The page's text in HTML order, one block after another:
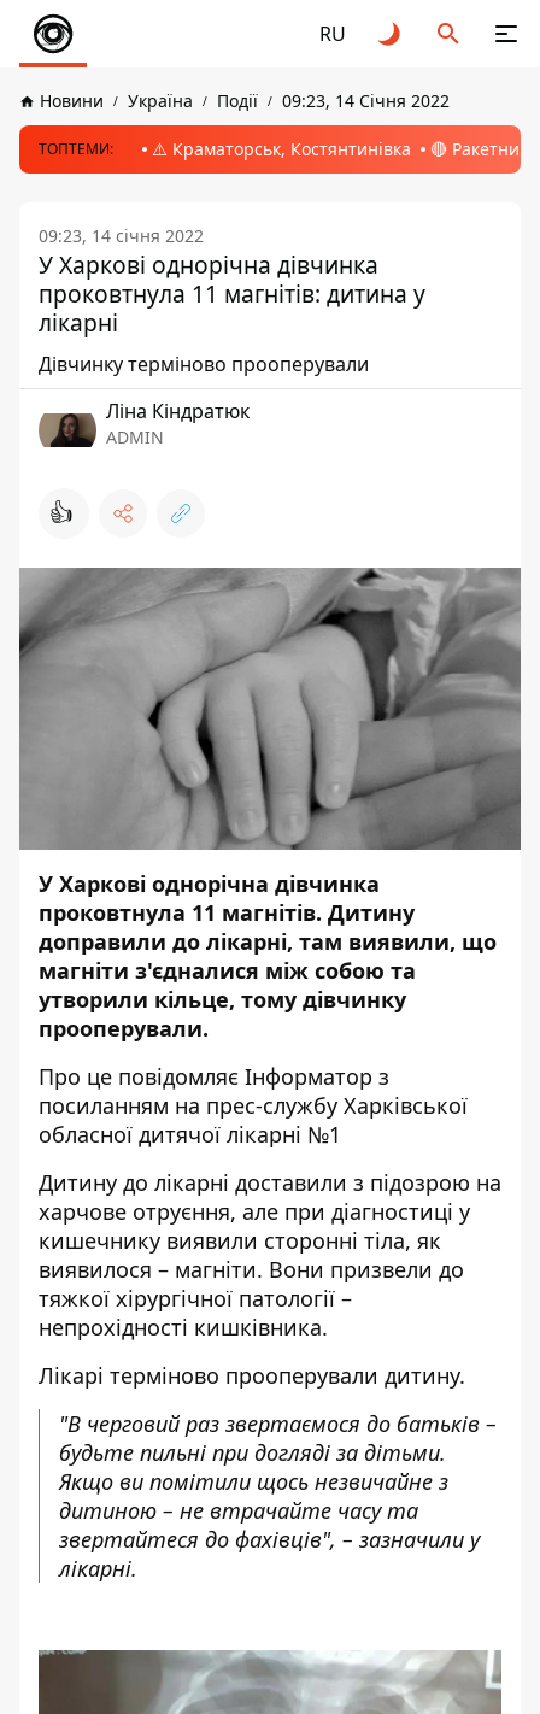
RU
Новини Україна Події 09:23, 14 Січня 2022
ТОПТЕМИ: ⚠️ Краматорськ, Костянтинівка 🔴 Ракетний
09:23, 14 січня 2022
У Харкові однорічна дівчинка
проковтнула 11 магнітів: дитина у
лікарні
Дівчинку терміново прооперували
Ліна Кіндратюк
ADMIN
👍
У Харкові однорічна дівчинка
проковтнула 11 магнітів. Дитину
доправили до лікарні, там виявили, що
магніти з'єдналися між собою та
утворили кільце, тому дівчинку
прооперували.
Про це повідомляє Інформатор з
посиланням на прес-службу Харківської
обласної дитячої лікарні №1
Дитину до лікарні доставили з підозрою на
харчове отруєння, але при діагностиці у
кишечнику виявили сторонні тіла, як
виявилося – магніти. Вони призвели до
тяжкої хірургічної патології –
непрохідності кишківника.
Лікарі терміново прооперували дитину.
"В черговий раз звертаємося до батьків –
будьте пильні при догляді за дітьми.
Якщо ви помітили щось незвичайне з
дитиною – не втрачайте часу та
звертайтеся до фахівців", – зазначили у
лікарні.